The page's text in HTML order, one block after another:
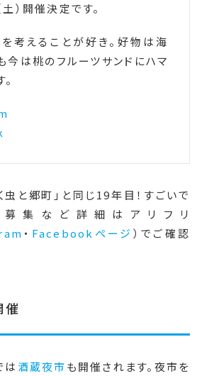
）開催決定です。
考えることが好き。好物は海
今は桃のフルーツサンドにハマ
虫と郷町」と同じ19年目！すごいで
募集など詳細はアリフリ
・ Facebookページ ）でご確認
催
は 酒蔵夜市も開催されます。夜市を